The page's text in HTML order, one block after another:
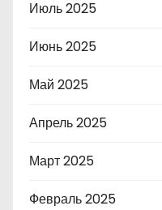
Июль 2025
Июнь 2025
Май 2025
Апрель 2025
Март 2025
Февраль 2025